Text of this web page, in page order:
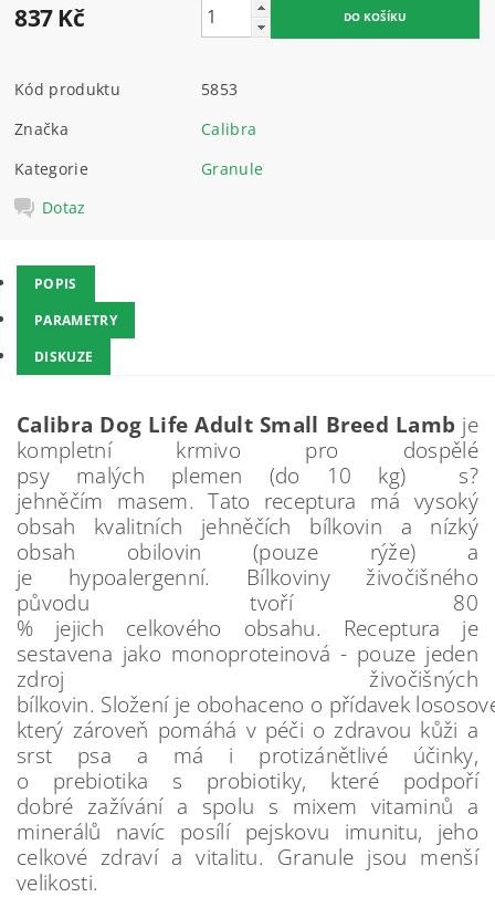
837 Kč
Kód produktu
5853
Značka
Calibra
Kategorie
Granule
Dotaz
POPIS
PARAMETRY
DISKUZE
Calibra Dog Life Adult Small Breed Lamb je
kompletní krmivo pro dospělé
psy malých plemen (do 10 kg) s?
jehněčím masem. Tato receptura má vysoký
obsah kvalitních jehněčích bílkovin a nízký
obsah obilovin (pouze rýže) a
je hypoalergenní. Bílkoviny živočišného
původu tvoří 80
% jejich celkového obsahu. Receptura je
sestavena jako monoproteinová - pouze jeden
zdroj živočišných
bílkovin. Složení je obohaceno o přídavek
který zároveň pomáhá v péči o zdravou kůži a
srst psa a má i protizánětlivé účinky,
o prebiotika s probiotiky, které podpoří
dobré zažívání a spolu s mixem vitaminů a
minerálů navíc posílí pejskovu imunitu, jeho
celkové zdraví a vitalitu. Granule jsou menší
velikosti.